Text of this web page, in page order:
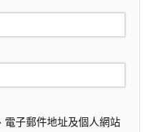
電子郵件地址及個人網站